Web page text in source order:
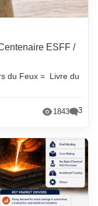
ESFF /
du Feux = Livre du
1843 3